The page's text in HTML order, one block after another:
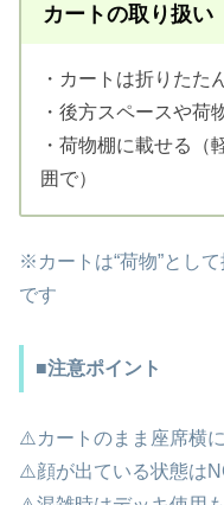
カートの取り扱い
・カートは折りたた
・後方スペースや荷
・荷物棚に載せる（
囲で）
※カートは“荷物”とし
です
■注意ポイント
⚠️カートのまま座席横
⚠️顔が出ている状態は